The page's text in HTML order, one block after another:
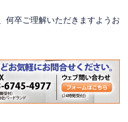
何卒ご理解いただきますようお